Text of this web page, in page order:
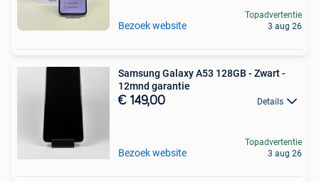
Bezoek website
Topadvertentie
3 aug 26
Samsung Galaxy A53 128GB - Zwart -
12mnd garantie
€ 149,00 Details
Bezoek website
Topadvertentie
3 aug 26